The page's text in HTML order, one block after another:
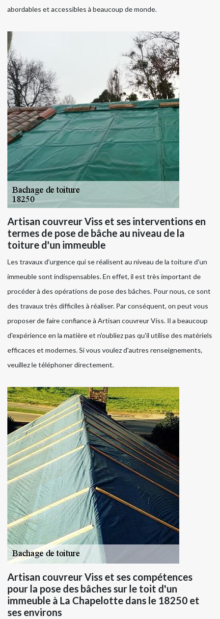
abordables et accessibles à beaucoup de monde.
Artisan couvreur Viss et ses interventions en
termes de pose de bâche au niveau de la
toiture d'un immeuble
Les travaux d'urgence qui se réalisent au niveau de la toiture d'un
immeuble sont indispensables. En effet, il est très important de
procéder à des opérations de pose des bâches. Pour nous, ce sont
des travaux très difficiles à réaliser. Par conséquent, on peut vous
proposer de faire confiance à Artisan couvreur Viss. Il a beaucoup
d'expérience en la matière et n'oubliez pas qu'il utilise des matériels
efficaces et modernes. Si vous voulez d'autres renseignements,
veuillez le téléphoner directement.
Artisan couvreur Viss et ses compétences
pour la pose des bâches sur le toit d'un
immeuble à La Chapelotte dans le 18250 et
ses environs